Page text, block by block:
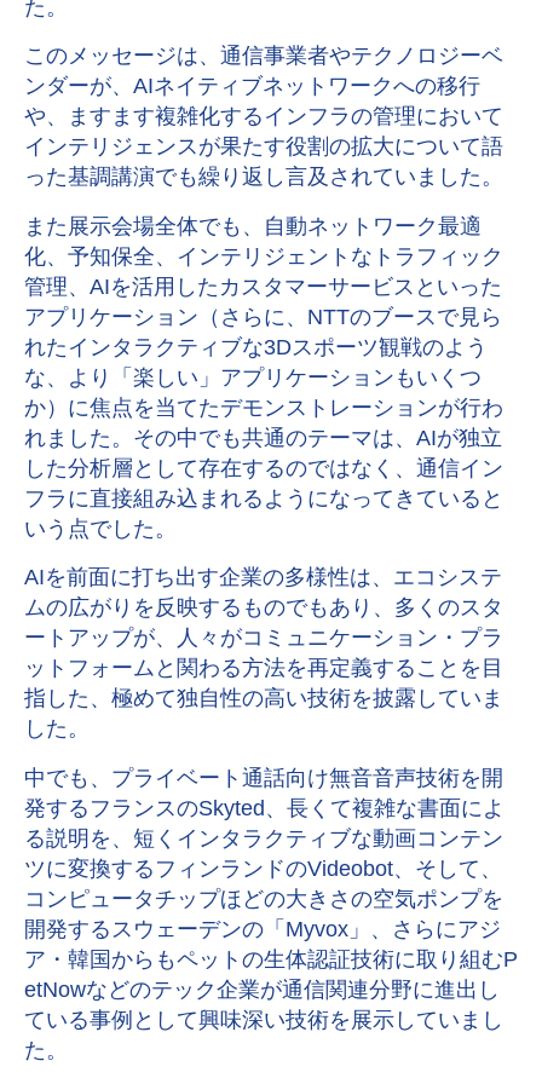
た。
このメッセージは、通信事業者やテクノロジーベ
ンダーが、 AIネイティブネットワークへの移行
や、ますます複雑化するインフラの管理において
インテリジェンスが果たす役割の拡大について語
った基調講演でも繰り返し言及されていました。
また展示会場全体でも、自動ネットワーク最適
化、予知保全、インテリジェントなトラフィック
管理、 AIを活用したカスタマーサービスといった
アプリケーション（さらに、 NTTのブースで見ら
れたインタラクティブな3Dスポーツ観戦のよう
な、より「楽しい」アプリケーションもいくつ
か）に焦点を当てたデモンストレーションが行わ
れました。その中でも共通のテーマは、 AIが独立
した分析層として存在するのではなく、通信イン
フラに直接組み込まれるようになってきていると
いう点でした。
AIを前面に打ち出す企業の多様性は、エコシステ
ムの広がりを反映するものでもあり、多くのスタ
ートアップが、人々がコミュニケーション・プラ
ットフォームと関わる方法を再定義することを目
指した、極めて独自性の高い技術を披露していま
した。
中でも、プライベート通話向け無音音声技術を開
発するフランスのSkyted 、長くて複雑な書面によ
る説明を、短くインタラクティブな動画コンテン
ツに変換するフィンランドのVideobot、そして、
コンピュータチップほどの大きさの空気ポンプを
開発するスウェーデンの「 Myvox」 、さらにアジ
ア・韓国からもペットの生体認証技術に取り組むP
etNowなどのテック企業が通信関連分野に進出し
ている事例として興味深い技術を展示していまし
た。